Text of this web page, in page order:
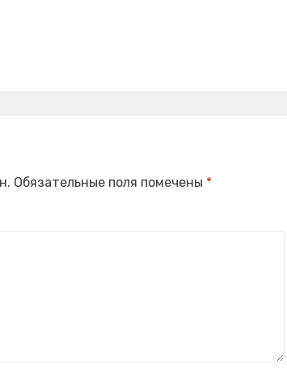
Обязательные поля помечены *